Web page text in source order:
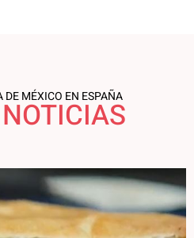
DE MÉXICO EN ESPAÑA